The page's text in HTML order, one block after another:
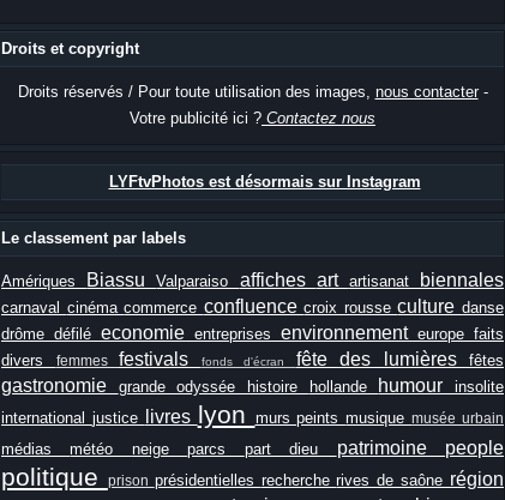
Droits et copyright
Droits réservés / Pour toute utilisation des images, nous contacter-
Votre publicité ici ? Contactez nous
LYFtvPhotos est désormais sur Instagram
Le classement par labels
Amériques BiassuValparaiso affiches art artisanat biennales
carnaval cinémacommerce confluencecroix rousseculturedanse
drôme défilé economie entreprises environnement europe faits
divers
femmes festivals fonds d'écran fête des lumières fêtes
gastronomie grande odyssée histoire hollande humourinsolite
international justice livres lyon murs peintsmusiquemusée urbain
médiasmétéo neigeparcs part dieu patrimoine people
politique prison présidentielles rechercherives de saône région